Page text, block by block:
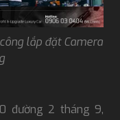
lắp đặt Camera
đường 2 tháng 9,